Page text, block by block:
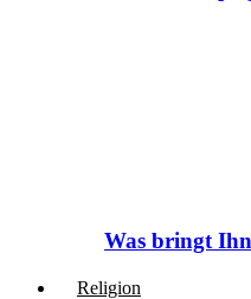
Was bringt
Religion